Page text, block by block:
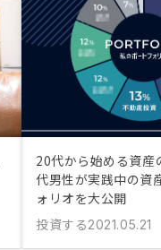
20代から始める資産
代男性が実践中の資
ォリオを大公開
投資する2021.05.21